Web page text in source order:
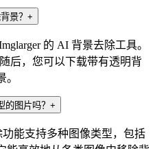
景？ +
的 AI 背景去除工具。
后，您可以下载带有透明背
图片吗？ +
能支持多种图像类型，包括